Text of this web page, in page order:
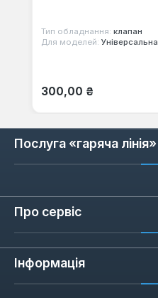
Тип обладнання: клапан
Для моделей: Універсальна
Звичайна ціна:
300,00 ₴
Послуга «гаряча лінія»
Про сервіс
Інформація